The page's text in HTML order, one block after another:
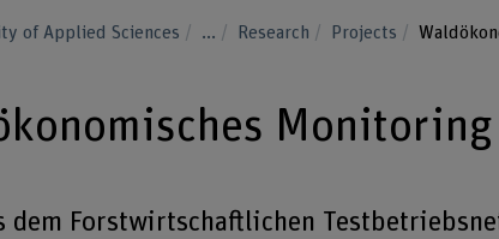
of Applied Sciences ... Research Projects
Monitoring
dem Forstwirtschaftlichen